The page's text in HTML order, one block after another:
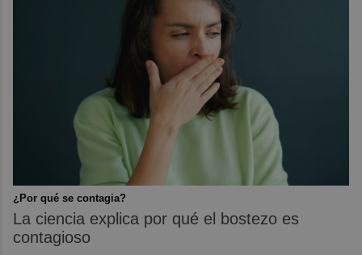
¿Por qué se contagia?
La ciencia explica por qué el bostezo es
contagioso